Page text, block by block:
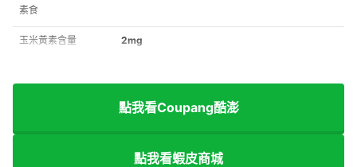
素食
玉米黃素含量 2mg
點我看Coupang酷澎
點我看蝦皮商城